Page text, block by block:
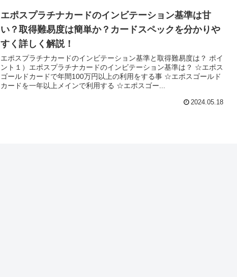
エポスプラチナカードのインビテーション基準は甘
い？取得難易度は簡単か？カードスペックを分かりや
すく詳しく解説！
エポスプラチナカードのインビテーション基準と取得難易度は？ ポイ
ント１）エポスプラチナカードのインビテーション基準は？ ☆エポス
ゴールドカードで年間100万円以上の利用をする事 ☆エポスゴールド
カードを一年以上メインで利用する ☆エポスゴー...
2024.05.18